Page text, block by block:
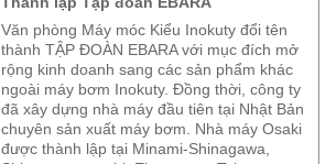
Văn phòng Máy móc Kiểu Inokuty đổi tên
thành TẬP ĐOÀN EBARA với mục đích mở
rộng kinh doanh sang các sản phẩm khác
ngoài máy bơm Inokuty. Đồng thời, công ty
đã xây dựng nhà máy đầu tiên tại Nhật Bản
chuyên sản xuất máy bơm. Nhà máy Osaki
được thành lập tại Minami-Shinagawa,